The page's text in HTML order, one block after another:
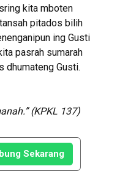
kita mboten
pitados bilih
ing Gusti
pasrah sumarah
dhumateng Gusti.
(KPKL 137)
Sekarang